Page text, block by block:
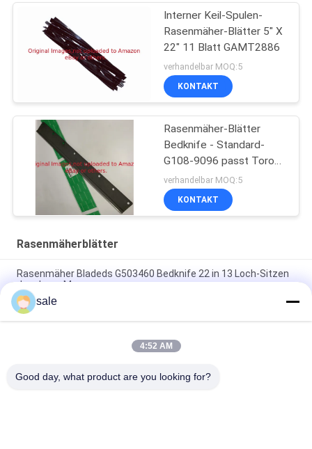
Interner Keil-Spulen-
Rasenmäher-Blätter 5" X
22" 11 Blatt GAMT2886
verhandelbar MOQ:5
KONTAKT
Rasenmäher-Blätter
Bedknife - Standard-
G108-9096 passt Toro
Reelmaster
verhandelbar MOQ:5
KONTAKT
Rasenmäherblätter
Rasenmäher Bladeds G503460 Bedknife 22 in 13 Loch-Sitzen
Jacobsen Mower
Rasenmäher Wldmt - Zylinder RHD, 26" 7 Messer
GMBF0325B.07 passt zur Jacobsen F305-F407-Serie
Rasenmäher Klinge, 26.62 ̊ Combo G4163101 Fits Jacobsen
sale
4:52 AM
Good day, what product are you looking for?